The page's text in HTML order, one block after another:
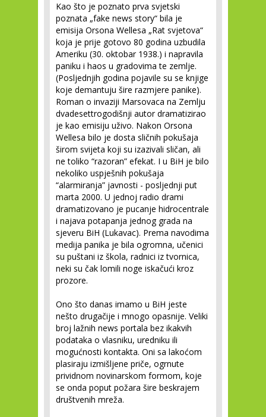
Kao što je poznato prva svjetski
poznata „fake news story“ bila je
emisija Orsona Wellesa „Rat svjetova“
koja je prije gotovo 80 godina uzbudila
Ameriku (30. oktobar 1938.) i napravila
paniku i haos u gradovima te zemlje.
(Posljednjih godina pojavile su se knjige
koje demantuju šire razmjere panike).
Roman o invaziji Marsovaca na Zemlju
dvadesettrogodišnji autor dramatizirao
je kao emisiju uživo. Nakon Orsona
Wellesa bilo je dosta sličnih pokušaja
širom svijeta koji su izazivali sličan, ali
ne toliko “razoran” efekat. I u BiH je bilo
nekoliko uspješnih pokušaja
“alarmiranja” javnosti - posljednji put
marta 2000. U jednoj radio drami
dramatizovano je pucanje hidrocentrale
i najava potapanja jednog grada na
sjeveru BiH (Lukavac). Prema navodima
medija panika je bila ogromna, učenici
su puštani iz škola, radnici iz tvornica,
neki su čak lomili noge iskačući kroz
prozore.
Ono što danas imamo u BiH jeste
nešto drugačije i mnogo opasnije. Veliki
broj lažnih news portala bez ikakvih
podataka o vlasniku, uredniku ili
mogućnosti kontakta. Oni sa lakoćom
plasiraju izmišljene priče, ogrnute
prividnom novinarskom formom, koje
se onda poput požara šire beskrajem
društvenih mreža.